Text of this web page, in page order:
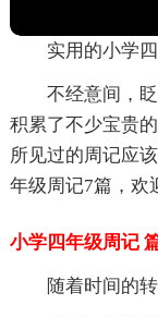
实用的小学
不经意间，
积累了不少宝贵
所见过的周记应
年级周记7篇，欢
小学四年级周记
随着时间的